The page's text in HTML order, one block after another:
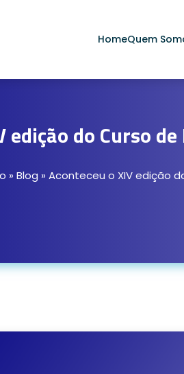
HomeQuem
edição do Curso
» Blog » Aconteceu o XIV edição